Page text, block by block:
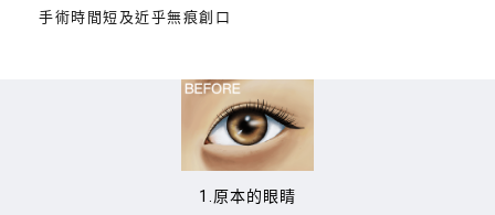
手術時間短及近乎無痕創口
1.原本的眼睛